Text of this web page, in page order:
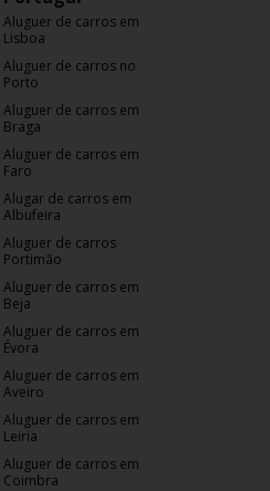
Aluguer de carros em
Lisboa
Aluguer de carros no
Porto
Aluguer de carros em
Braga
Aluguer de carros em
Faro
Alugar de carros em
Albufeira
Aluguer de carros
Portimão
Aluguer de carros em
Beja
Aluguer de carros em
Évora
Aluguer de carros em
Aveiro
Aluguer de carros em
Leiria
Aluguer de carros em
Coimbra